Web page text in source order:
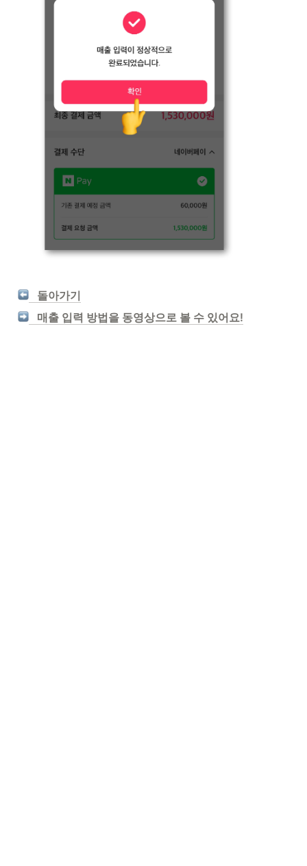
돌아가기
매출 입력 방법을 동영상으로 볼 수 있어요!